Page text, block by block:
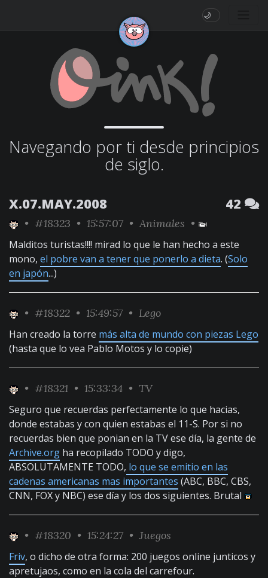
🌙
Navegando por ti desde principios
de siglo.
X.07.MAY.2008 42
• #18323 • 15:57:07 • Animales •
Malditos turistas!!!! mirad lo que le han hecho a este
mono, el pobre van a tener que ponerlo a dieta. (Solo
en japón...)
• #18322 • 15:49:57 • Lego
Han creado la torre más alta de mundo con piezas Lego
(hasta que lo vea Pablo Motos y lo copie)
• #18321 • 15:33:34 • TV
Seguro que recuerdas perfectamente lo que hacias,
donde estabas y con quien estabas el 11-S. Por si no
recuerdas bien que ponian en la TV ese día, la gente de
Archive.org ha recopilado TODO y digo,
ABSOLUTAMENTE TODO, lo que se emitio en las
cadenas americanas mas importantes (ABC, BBC, CBS,
CNN, FOX y NBC) ese día y los dos siguientes. Brutal
• #18320 • 15:24:27 • Juegos
Friv, o dicho de otra forma: 200 juegos online junticos y
apretujaos, como en la cola del carrefour.